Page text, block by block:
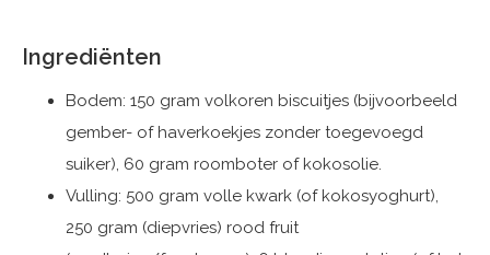
Ingrediënten
Bodem: 150 gram volkoren biscuitjes (bijvoorbeeld
gember- of haverkoekjes zonder toegevoegd
suiker), 60 gram roomboter of kokosolie.
Vulling: 500 gram volle kwark (of kokosyoghurt),
250 gram (diepvries) rood fruit